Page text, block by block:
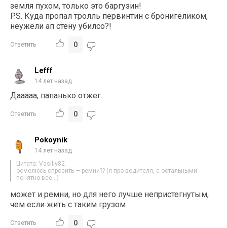
земля пухом, только это баргузин!
P.S. Куда пропал тролль первинтин с бронигеликом,
неужели ап стену убилсо?!
Ответить 0
Lefff
14 лет назад
Дааааа, папанько отжег.
Ответить 0
Pokoynik
14 лет назад
Цитата: Vasiliy82
осмелюсь спросить — ремни?? (я про водителя, с остальными
понятно все…)
может и ремни, но для него лучше непристегнутым,
чем если жить с таким грузом
Ответить 0